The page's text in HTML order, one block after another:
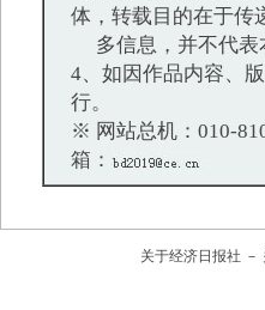
体，转载目的在于传
多信息，并不代表
4、如因作品内容、
行。
※ 网站总机：010-
箱：
关于经济日报社 －